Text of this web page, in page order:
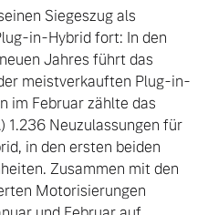
Siegeszug als
in-Hybrid fort: In den
Jahres führt das
meistverkauften Plug-in-
im Februar zählte das
Neuzulassungen für
in den ersten beiden
Zusammen mit den
Motorisierungen